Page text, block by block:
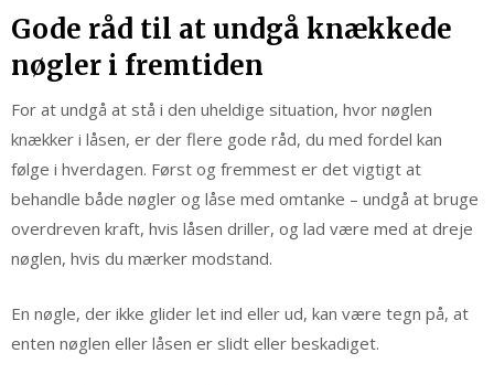
Gode råd til at undgå knækkede
nøgler i fremtiden
For at undgå at stå i den uheldige situation, hvor nøglen
knækker i låsen, er der flere gode råd, du med fordel kan
følge i hverdagen. Først og fremmest er det vigtigt at
behandle både nøgler og låse med omtanke – undgå at bruge
overdreven kraft, hvis låsen driller, og lad være med at dreje
nøglen, hvis du mærker modstand.
En nøgle, der ikke glider let ind eller ud, kan være tegn på, at
enten nøglen eller låsen er slidt eller beskadiget.